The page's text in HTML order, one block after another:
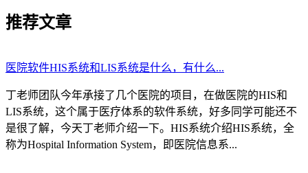
推荐文章
医院软件HIS系统和LIS系统是什么，有什么...
丁老师团队今年承接了几个医院的项目，在做医院的HIS和
LIS系统，这个属于医疗体系的软件系统，好多同学可能还不
是很了解，今天丁老师介绍一下。HIS系统介绍HIS系统，全
称为Hospital Information System，即医院信息系...